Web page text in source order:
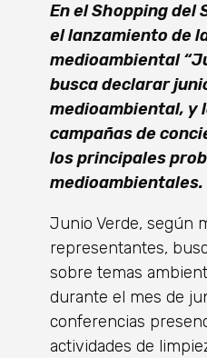
En el Shopping del
el lanzamiento de
medioambiental
busca declarar
medioambiental, y
campañas de
los principales
medioambientales.
Junio Verde, según
representantes,
sobre temas
durante el mes de
conferencias
actividades de